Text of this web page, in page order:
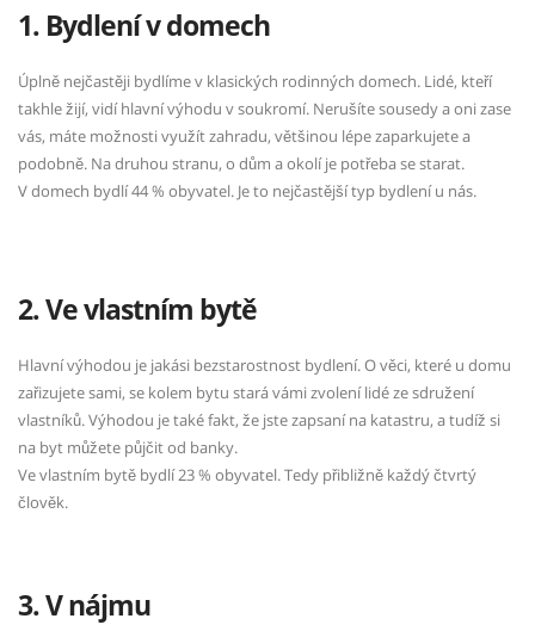
1. Bydlení v domech
Úplně nejčastěji bydlíme v klasických rodinných domech. Lidé, kteří
takhle žijí, vidí hlavní výhodu v soukromí. Nerušíte sousedy a oni zase
vás, máte možnosti využít zahradu, většinou lépe zaparkujete a
podobně. Na druhou stranu, o dům a okolí je potřeba se starat.
V domech bydlí 44 % obyvatel. Je to nejčastější typ bydlení u nás.
2. Ve vlastním bytě
Hlavní výhodou je jakási bezstarostnost bydlení. O věci, které u domu
zařizujete sami, se kolem bytu stará vámi zvolení lidé ze sdružení
vlastníků. Výhodou je také fakt, že jste zapsaní na katastru, a tudíž si
na byt můžete půjčit od banky.
Ve vlastním bytě bydlí 23 % obyvatel. Tedy přibližně každý čtvrtý
člověk.
3. V nájmu